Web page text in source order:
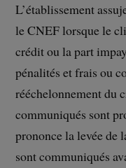
L’établissement
le CNEF lorsque le
crédit ou la part
pénalités et frais ou
rééchelonnement du
communiqués sont
prononce la levée de
sont communiqués